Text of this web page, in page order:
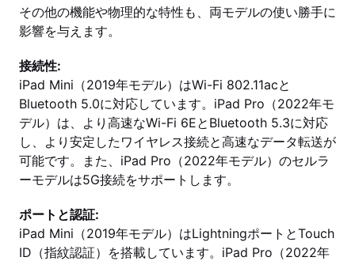
その他の機能や物理的な特性も、両モデルの使い勝手に
影響を与えます。
接続性:
iPad Mini（2019年モデル）はWi-Fi 802.11acと
Bluetooth 5.0に対応しています。iPad Pro（2022年モ
デル）は、より高速なWi-Fi 6EとBluetooth 5.3に対応
し、より安定したワイヤレス接続と高速なデータ転送が
可能です。また、iPad Pro（2022年モデル）のセルラ
ーモデルは5G接続をサポートします。
ポートと認証:
iPad Mini（2019年モデル）はLightningポートとTouch
ID（指紋認証）を搭載しています。iPad Pro（2022年